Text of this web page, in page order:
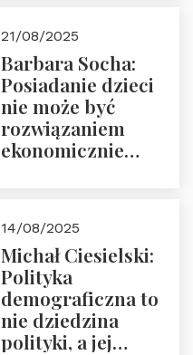
Nowego
Ćwierćwiecza”
21/08/2025
Barbara Socha:
Posiadanie dzieci
nie może być
rozwiązaniem
ekonomicznie
14/08/2025
Michał Ciesielski:
Polityka
demograficzna to
nie dziedzina
polityki, a jej